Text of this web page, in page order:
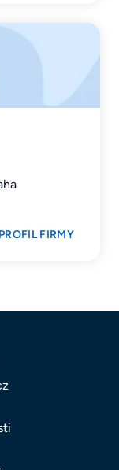
PROFIL FIRMY